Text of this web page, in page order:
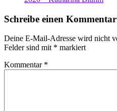
Schreibe einen Kommentar
Deine E-Mail-Adresse wird nicht
Felder sind mit * markiert
Kommentar *